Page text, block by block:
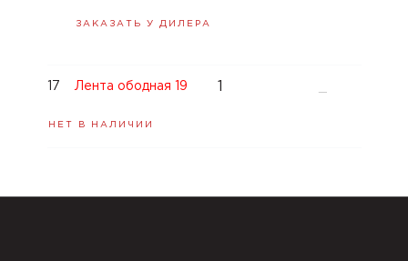
ЗАКАЗАТЬ У ДИЛЕРА
Лента ободная 19
—
НЕТ В НАЛИЧИИ
17